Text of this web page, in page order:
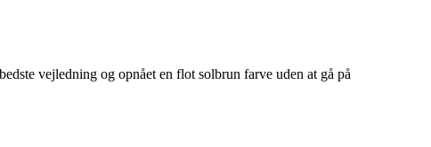
vejledning og opnået en flot solbrun farve uden at gå på